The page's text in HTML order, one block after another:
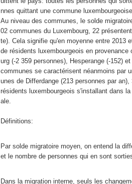
nnes quittant une commune
Au niveau des communes, le solde
02 communes du Luxembourg, 22
te). Cela signifie qu'en moyenne entre 2013
de résidents luxembourgeois en
urg (-2 359 personnes), Hesperange (-152)
communes se caractérisent néanmoins par
unes de Differdange (213 personnes par
résidents luxembourgeois s'installant dans
ale.
Définitions:
Par solde migratoire moyen, on entend la
et le nombre de personnes qui en sont
Dans la migration interne, seuls les